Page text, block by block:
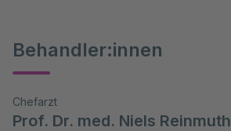
Behandler:innen
Chefarzt
Prof. Dr. med. Niels Reinmuth